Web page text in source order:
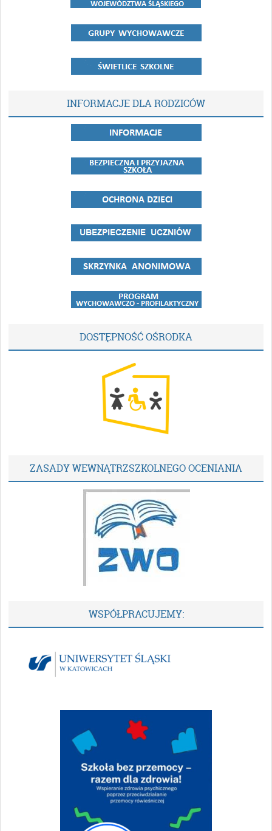
INFORMACJE DLA RODZICÓW
DOSTĘPNOŚĆ OŚRODKA
ZASADY WEWNĄTRZSZKOLNEGO OCENIANIA
WSPÓŁPRACUJEMY: